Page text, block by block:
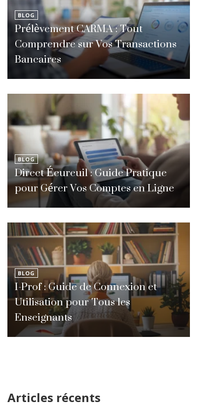
BLOG
Prélèvement CARMA : Tout
Comprendre sur Vos Transactions
Bancaires
BLOG
Direct Écureuil : Guide Pratique
pour Gérer Vos Comptes en Ligne
BLOG
I-Prof : Guide de Connexion et
Utilisation pour Tous les
Enseignants
Articles récents